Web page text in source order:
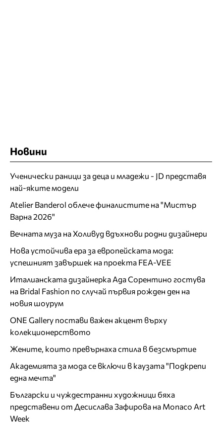
Новини
Ученически раници за деца и младежи - JD представя
най-яките модели
Atelier Banderol облече финалистите на "Мистър
Варна 2026"
Вечната муза на Холивуд вдъхнови родни дизайнери
Нова устойчива ера за европейската мода:
успешният завършек на проекта FEA-VEE
Италианската дизайнерка Ада Сорентино гостува
на Bridal Fashion по случай първия рожден ден на
новия шоурум
ONE Gallery постави важен акцент върху
колекционерството
Жените, които превърнаха стила в безсмъртие
Академията за мода се включи в каузата "Подкрепи
една мечта"
Български и чуждестранни художници бяха
представени от Десислава Зафирова на Monaco Art
Week